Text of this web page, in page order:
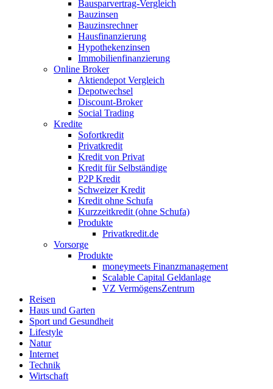
Bausparvertrag-Vergleich
Bauzinsen
Bauzinsrechner
Hausfinanzierung
Hypothekenzinsen
Immobilienfinanzierung
Online Broker
Aktiendepot Vergleich
Depotwechsel
Discount-Broker
Social Trading
Kredite
Sofortkredit
Privatkredit
Kredit von Privat
Kredit für Selbständige
P2P Kredit
Schweizer Kredit
Kredit ohne Schufa
Kurzzeitkredit (ohne Schufa)
Produkte
Privatkredit.de
Vorsorge
Produkte
moneymeets Finanzmanagement
Scalable Capital Geldanlage
VZ VermögensZentrum
Reisen
Haus und Garten
Sport und Gesundheit
Lifestyle
Natur
Internet
Technik
Wirtschaft